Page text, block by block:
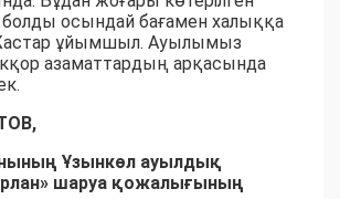
осындай бағамен халыққа
ұйымшыл. Ауылымыз
азаматтардың арқасында
Ұзынкөл ауылдық
шаруа қожалығының